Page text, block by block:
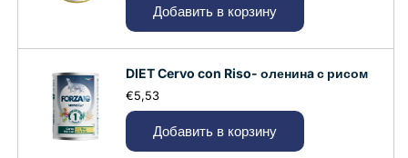
Добавить в корзину
DIET Cervo con Riso- оленинa с рисом
€5,53
Добавить в корзину